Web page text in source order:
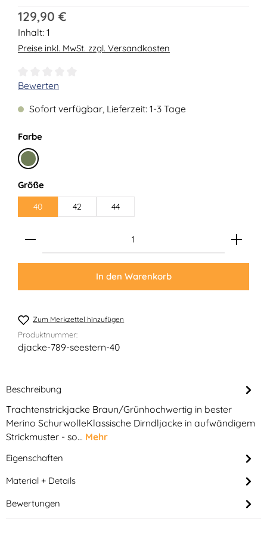
Regulärer Preis:
129,90 €
Inhalt: 1
Preise inkl. MwSt. zzgl. Versandkosten
Durchschnittliche Bewertung von 0 von 5 Sternen
Bewerten
Sofort verfügbar, Lieferzeit: 1-3 Tage
Farbeauswählen
Moosgrün
Größeauswählen
40 42 44
Produkt Anzahl: Gib den gewünschten Wert ein
In den Warenkorb
Zum Merkzettel hinzufügen
Produktnummer:
djacke-789-seestern-40
Beschreibung
Trachtenstrickjacke Braun/Grünhochwertig in bester
Merino SchurwolleKlassische Dirndljacke in aufwändigem
Strickmuster - so… Mehr
Eigenschaften
Material + Details
Bewertungen